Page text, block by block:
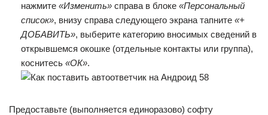
нажмите «Изменить» справа в блоке «Персональный
список», внизу справа следующего экрана тапните «+
ДОБАВИТЬ», выберите категорию вносимых сведений в
открывшемся окошке (отдельные контакты или группа),
коснитесь «ОК».
Предоставьте (выполняется единоразово) софту